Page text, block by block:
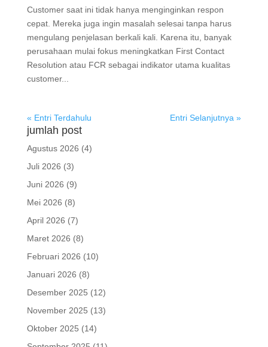
Customer saat ini tidak hanya menginginkan respon
cepat. Mereka juga ingin masalah selesai tanpa harus
mengulang penjelasan berkali kali. Karena itu, banyak
perusahaan mulai fokus meningkatkan First Contact
Resolution atau FCR sebagai indikator utama kualitas
customer...
« Entri Terdahulu Entri Selanjutnya »
jumlah post
Agustus 2026 (4)
Juli 2026 (3)
Juni 2026 (9)
Mei 2026 (8)
April 2026 (7)
Maret 2026 (8)
Februari 2026 (10)
Januari 2026 (8)
Desember 2025 (12)
November 2025 (13)
Oktober 2025 (14)